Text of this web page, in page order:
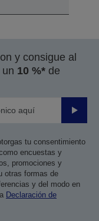
y consigue al
10 %* de
Enviar
tu consentimiento
encuestas y
promociones y
otras formas de
y del modo en
Declaración de